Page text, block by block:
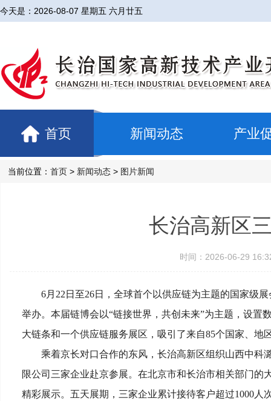
今天是： 2026-08-07 星期五 六月廿五
首页 新闻动态 产业
当前位置： 首页 > 新闻动态 > 图片新闻
长治高新区
时间：2026-06-29
6月22日至26日，全球首个以供应链为主题的国家级
举办。本届链博会以“链接世界，共创未来”为主题，设
大链条和一个供应链服务展区，吸引了来自85个国家、地
乘着京长对口合作的东风，长治高新区组织山西中科
限公司三家企业赴京参展。在北京市和长治市相关部门
精彩展示。五天展期，三家企业累计接待客户超过1000